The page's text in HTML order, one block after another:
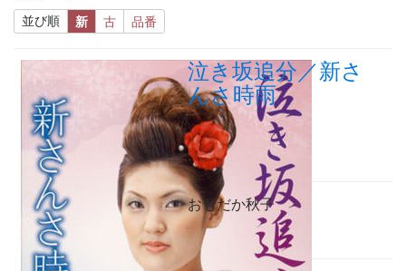
並び順 新 古 品番
泣き坂追分／新さ
んさ時雨
おもだか秋子